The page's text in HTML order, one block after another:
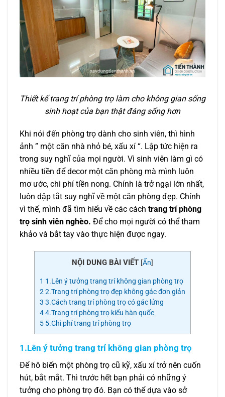
Thiết kế trang trí phòng trọ làm cho không gian sống
sinh hoạt của bạn thật đáng sống hơn
Khi nói đến phòng trọ dành cho sinh viên, thì hình
ảnh ” một căn nhà nhỏ bé, xấu xí “. Lập tức hiện ra
trong suy nghĩ của mọi người. Vì sinh viên làm gì có
nhiều tiền để decor một căn phòng mà mình luôn
mơ ước, chi phí tiền nong. Chính là trở ngại lớn nhất,
luôn dập tắt suy nghĩ về một căn phòng đẹp. Chính
vì thế, mình đã tìm hiểu về các cách trang trí phòng
trọ sinh viên nghèo. Để cho mọi người có thể tham
khảo và bắt tay vào thực hiện được ngay.
NỘI DUNG BÀI VIẾT [Ẩn]
1 1.Lên ý tưởng trang trí không gian phòng trọ
22.Trang trí phòng trọ đẹp không gác đơn giản
3 3.Cách trang trí phòng trọ có gác lửng
44.Trang trí phòng trọ kiểu hàn quốc
5 5.Chi phí trang trí phòng trọ
1.Lên ý tưởng trang trí không gian phòng trọ
Để hô biến một phòng trọ cũ kỹ, xấu xí trở nên cuốn
hút, bắt mắt. Thì trước hết bạn phải có những ý
tưởng cho phòng trọ đó. Bạn có thể dựa vào sở